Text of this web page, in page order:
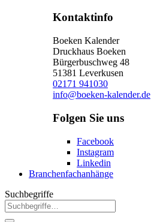
Kontaktinfo
Boeken Kalender
Druckhaus Boeken
Bürgerbuschweg 48
51381 Leverkusen
02171 941030
info@boeken-kalender.de
Folgen Sie uns
Facebook
Instagram
Linkedin
Branchenfachanhänge
Suchbegriffe